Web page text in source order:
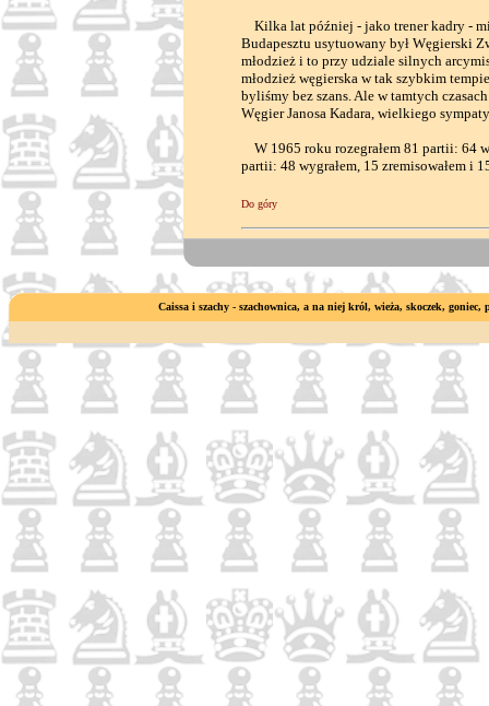
Kilka lat później - jako trener kadry -
Budapesztu usytuowany był Węgierski
młodzież i to przy udziale silnych
młodzież węgierska w tak szybkim
byliśmy bez szans. Ale w tamtych
Węgier Janosa Kadara, wielkiego
W 1965 roku rozegrałem 81 partii: 64
partii: 48 wygrałem, 15 zremisowałem i
Do góry
Caissa i szachy - szachownica, a na niej król, wieża, skoczek,